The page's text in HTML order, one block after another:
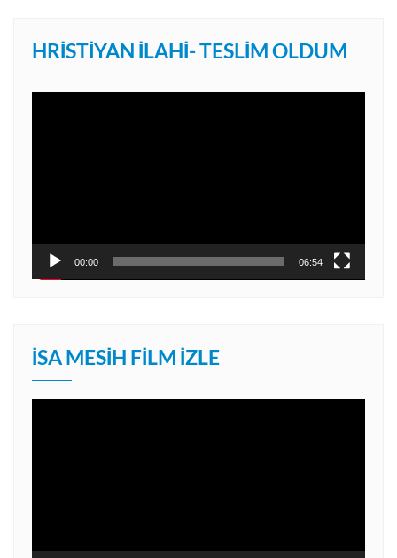
HRISTIYAN İLAHI- TESLIM OLDUM
00:00 06:54
İSA MESIH FILM İZLE